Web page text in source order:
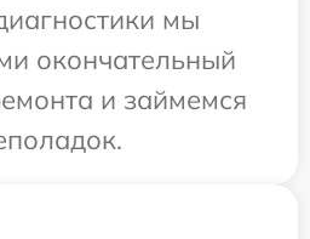
мы
окончательный
и займемся